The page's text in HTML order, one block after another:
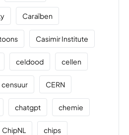
Caraïben
Casimir Institute
celdood cellen
censuur CERN
chatgpt chemie
ChipNL chips